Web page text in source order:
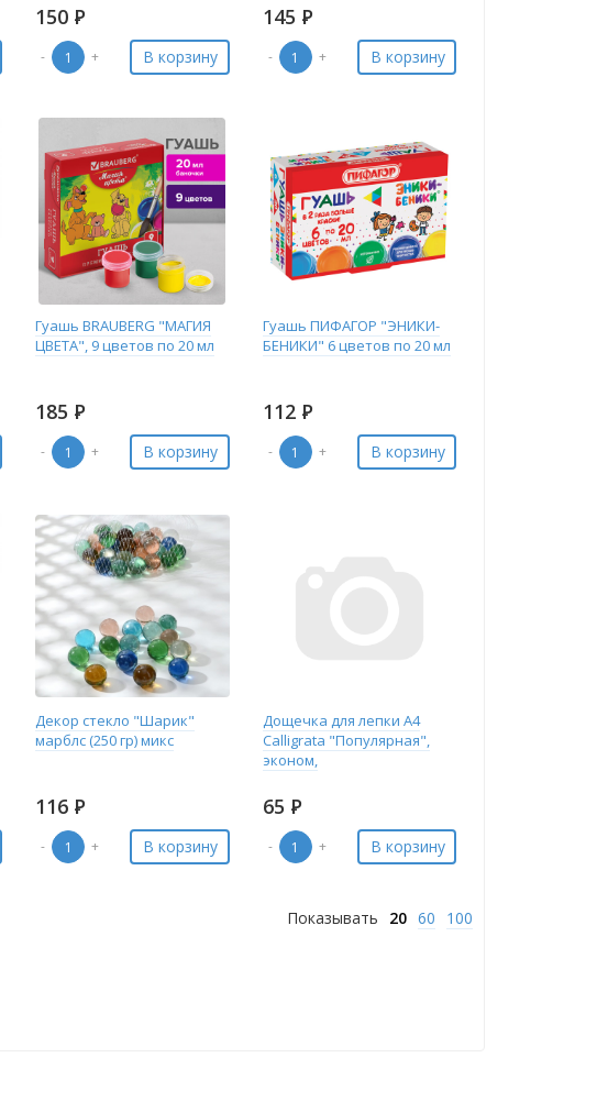
150 Р
- + В корзину
145 Р
- + В корзину
Гуашь BRAUBERG "МАГИЯ
ЦВЕТА", 9 цветов по 20 мл
185 Р
- + В корзину
Гуашь ПИФАГОР "ЭНИКИ-
БЕНИКИ" 6 цветов по 20 мл
112 Р
- + В корзину
Декор стекло "Шарик"
марблс (250 гр) микс
116 Р
- + В корзину
Дощечка для лепки А4
Calligrata "Популярная",
эконом,
65 Р
- + В корзину
Показывать 20 60 100